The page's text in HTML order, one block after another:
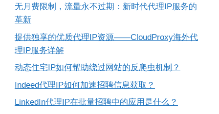
无月费限制，流量永不过期：新时代代理IP服务的
革新
提供独享的优质代理IP资源——CloudProxy海外代
理IP服务详解
动态住宅IP如何帮助绕过网站的反爬虫机制？
Indeed代理IP如何加速招聘信息获取？
LinkedIn代理IP在批量招聘中的应用是什么？